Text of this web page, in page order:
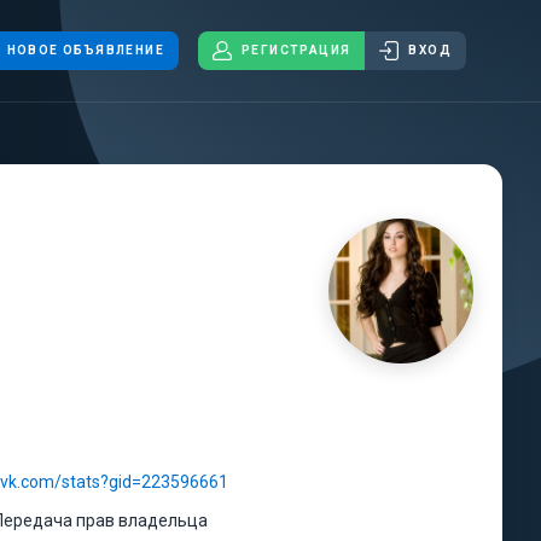
НОВОЕ ОБЪЯВЛЕНИЕ РЕГИСТРАЦИЯ ВХОД
stats?gid=223596661
прав владельца